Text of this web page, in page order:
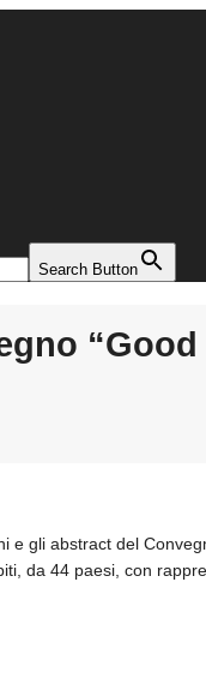
Search Button
e gli abstract del
da 44 paesi, con